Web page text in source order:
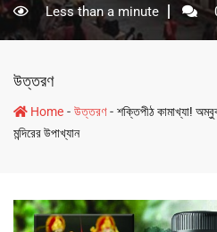
Less than a minute
উত্তরণ
Home - উত্তরণ- শক্তিপীঠ কামাখ্যা!
মন্দিরের উপাখ্যান